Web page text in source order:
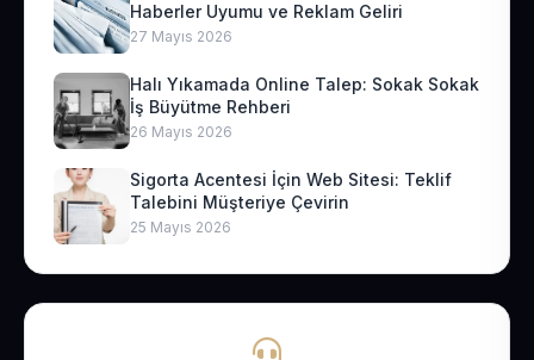
Haberler Uyumu ve Reklam Geliri
27 Mayıs 2026
Halı Yıkamada Online Talep: Sokak Sokak
İş Büyütme Rehberi
26 Mayıs 2026
Sigorta Acentesi İçin Web Sitesi: Teklif
Talebini Müşteriye Çevirin
25 Mayıs 2026